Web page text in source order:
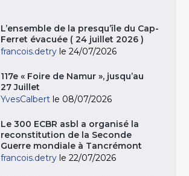
L’ensemble de la presqu’île du Cap-
Ferret évacuée ( 24 juillet 2026 )
francois.detry le 24/07/2026
117e « Foire de Namur », jusqu’au
27 Juillet
YvesCalbert le 08/07/2026
Le 300 ECBR asbl a organisé la
reconstitution de la Seconde
Guerre mondiale à Tancrémont
francois.detry le 22/07/2026